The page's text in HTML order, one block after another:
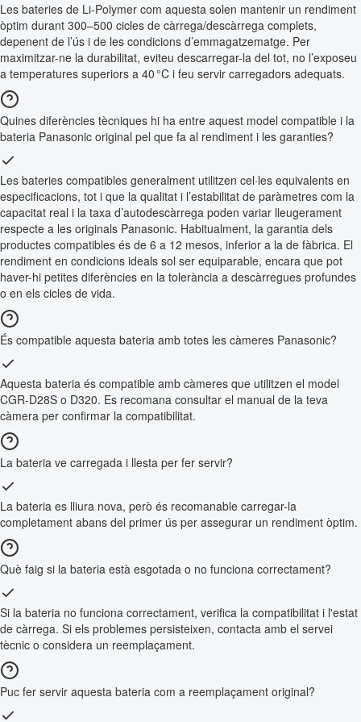
Les bateries de Li-Polymer com aquesta solen mantenir un rendiment
òptim durant 300–500 cicles de càrrega/descàrrega complets,
depenent de l’ús i de les condicions d’emmagatzematge. Per
maximitzar-ne la durabilitat, eviteu descarregar-la del tot, no l’exposeu
a temperatures superiors a 40 °C i feu servir carregadors adequats.
Quines diferències tècniques hi ha entre aquest model compatible i la
bateria Panasonic original pel que fa al rendiment i les garanties?
Les bateries compatibles generalment utilitzen cel·les equivalents en
especificacions, tot i que la qualitat i l’estabilitat de paràmetres com la
capacitat real i la taxa d’autodescàrrega poden variar lleugerament
respecte a les originals Panasonic. Habitualment, la garantia dels
productes compatibles és de 6 a 12 mesos, inferior a la de fàbrica. El
rendiment en condicions ideals sol ser equiparable, encara que pot
haver-hi petites diferències en la tolerància a descàrregues profundes
o en els cicles de vida.
És compatible aquesta bateria amb totes les càmeres Panasonic?
Aquesta bateria és compatible amb càmeres que utilitzen el model
CGR-D28S o D320. Es recomana consultar el manual de la teva
càmera per confirmar la compatibilitat.
La bateria ve carregada i llesta per fer servir?
La bateria es lliura nova, però és recomanable carregar-la
completament abans del primer ús per assegurar un rendiment òptim.
Què faig si la bateria està esgotada o no funciona correctament?
Si la bateria no funciona correctament, verifica la compatibilitat i l'estat
de càrrega. Si els problemes persisteixen, contacta amb el servei
tècnic o considera un reemplaçament.
Puc fer servir aquesta bateria com a reemplaçament original?